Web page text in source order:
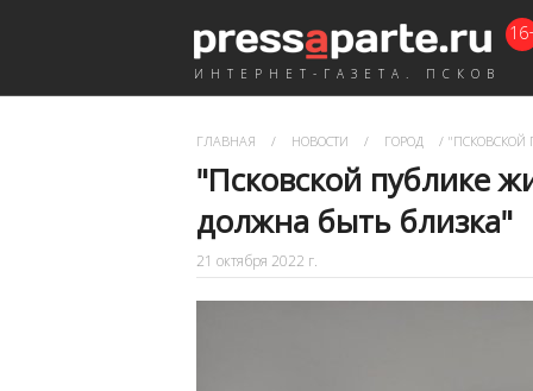
ИНТЕРНЕТ-ГАЗЕТА. ПСКОВ
ГЛАВНАЯ / НОВОСТИ / ГОРОД / "ПСКОВСКОЙ
"Псковской публике
должна быть близка"
21 октября 2022 г.